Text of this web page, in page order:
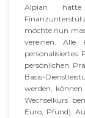
Alpian
möchte nun
vereinen. Alle
personalisiertes
persönlichen
Basis-
werden,
Wechselkurs
Euro, Pfund).